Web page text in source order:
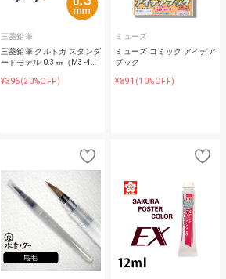
三菱鉛筆
三菱鉛筆 クルトガ スタンダ
ードモデル 0.3㎜（M3-4…
¥396(20%OFF)
ミューズ
ミューズ コミック アイデア
ブック
¥891 (10%OFF)